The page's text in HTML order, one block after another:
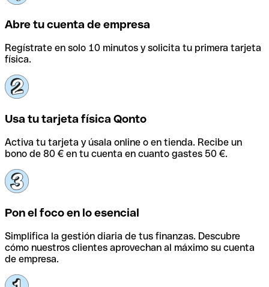
Abre tu cuenta de empresa
Regístrate en solo 10 minutos y solicita tu primera tarjeta
física.
Usa tu tarjeta física Qonto
Activa tu tarjeta y úsala online o en tienda. Recibe un
bono de 80 € en tu cuenta en cuanto gastes 50 €.
Pon el foco en lo esencial
Simplifica la gestión diaria de tus finanzas. Descubre
cómo nuestros clientes aprovechan al máximo su cuenta
de empresa.